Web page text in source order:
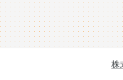
株